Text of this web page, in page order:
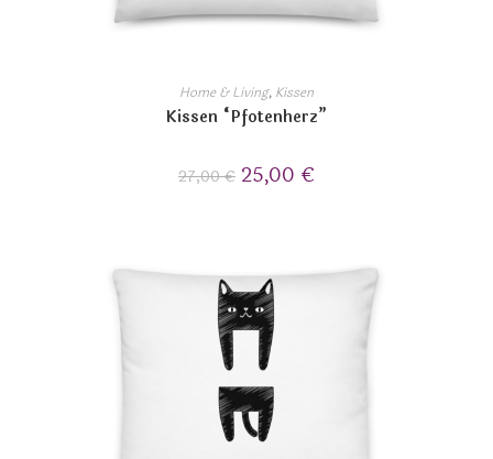
Home & Living, Kissen
Kissen “Pfotenherz”
27,00€ 25,00 €